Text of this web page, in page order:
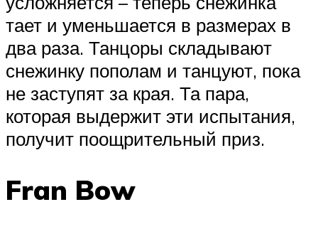
тает и уменьшается в размерах в
два раза. Танцоры складывают
снежинку пополам и танцуют, пока
не заступят за края. Та пара,
которая выдержит эти испытания,
получит поощрительный приз.
Fran Bow